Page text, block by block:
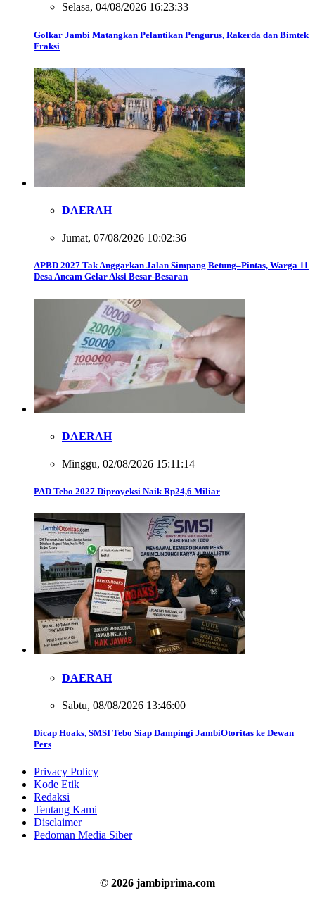
Selasa, 04/08/2026 16:23:33
Golkar Jambi Matangkan Pelantikan Pengurus, Rakerda dan Bimtek
Fraksi
DAERAH
Jumat, 07/08/2026 10:02:36
APBD 2027 Tak Anggarkan Jalan Simpang Betung–Pintas, Warga 11
Desa Ancam Gelar Aksi Besar-Besaran
DAERAH
Minggu, 02/08/2026 15:11:14
PAD Tebo 2027 Diproyeksi Naik Rp24,6 Miliar
DAERAH
Sabtu, 08/08/2026 13:46:00
Dicap Hoaks, SMSI Tebo Siap Dampingi JambiOtoritas ke Dewan
Pers
Privacy Policy
Kode Etik
Redaksi
Tentang Kami
Disclaimer
Pedoman Media Siber
© 2026 jambiprima.com